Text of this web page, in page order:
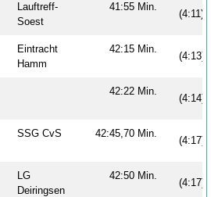
Lauftreff-
Soest
41:55 Min.
(4:11)
Eintracht
Hamm
42:15 Min.
(4:13)
42:22 Min.
(4:14)
SSG CvS 42:45,70 Min.
(4:17)
LG
Deiringsen
42:50 Min.
(4:17)